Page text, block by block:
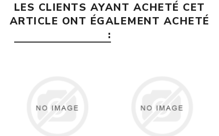
LES CLIENTS AYANT ACHETÉ CET
ARTICLE ONT ÉGALEMENT ACHETÉ
: